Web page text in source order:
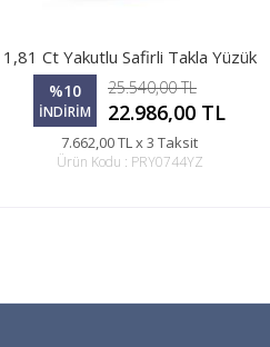
1,81 Ct Yakutlu Safirli Takla Yüzük
%10
İNDİRİM
25.540,00 TL
22.986,00 TL
7.662,00 TL x 3 Taksit
Ürün Kodu : PRY0744YZ